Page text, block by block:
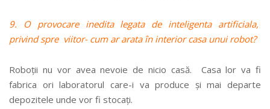
9. O provocare inedita legata de inteligenta artificiala,
privind spre viitor- cum ar arata în interior casa unui robot?
Roboții nu vor avea nevoie de nicio casă. Casa lor va fi
fabrica ori laboratorul care-i va produce și mai departe
depozitele unde vor fi stocați.